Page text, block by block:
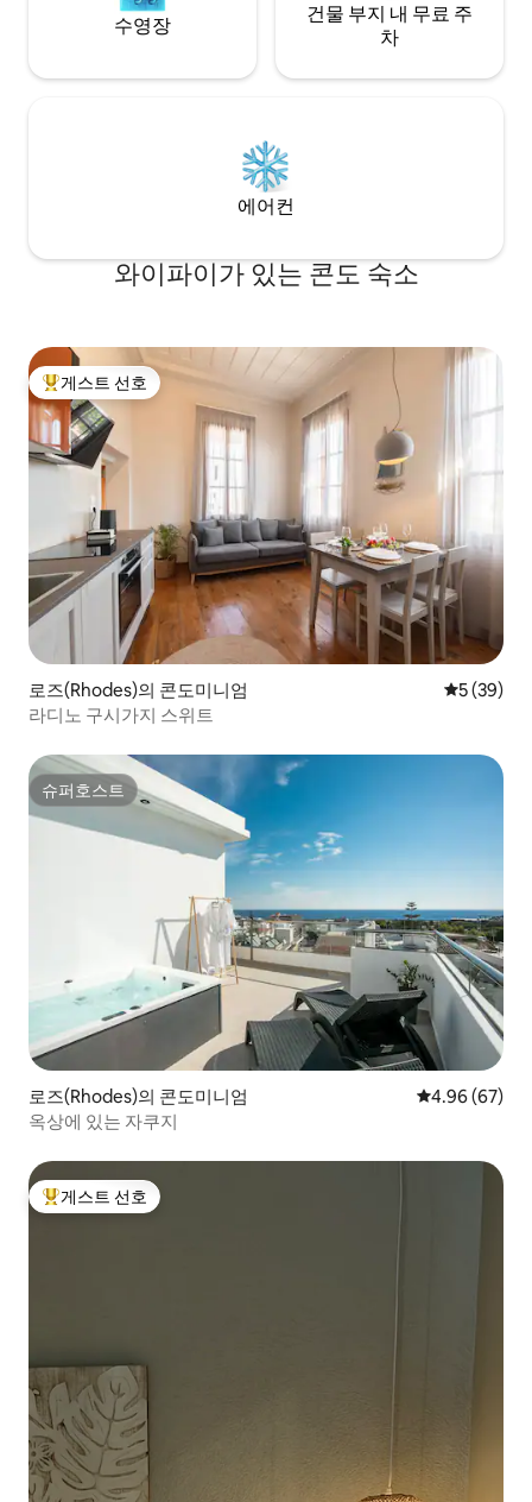
수영장
건물 부지 내 무료 주
차
에어컨
와이파이가 있는 콘도 숙소
상위 게스트 선호
게스트 선호
로즈(Rhodes)의 콘도미니엄 평점 5점(5
5 (39)
라디노 구시가지 스위트
슈퍼호스트
슈퍼호스트
로즈(Rhodes)의 콘도미니엄 평점 4.96점(5
4.96 (67)
옥상에 있는 자쿠지
상위 게스트 선호
게스트 선호